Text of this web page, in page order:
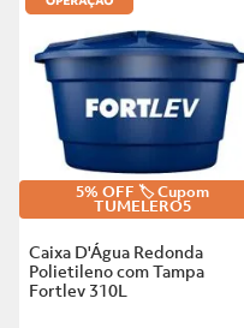
5% OFF 🏷️ Cupom
TUMELERO5
Caixa D'Água Redonda
Polietileno com Tampa
Fortlev 310L